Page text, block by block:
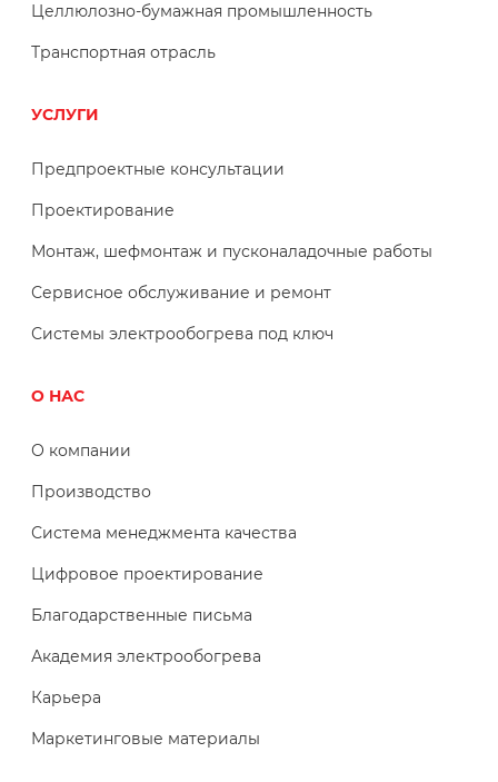
Целлюлозно-бумажная промышленность
Транспортная отрасль
УСЛУГИ
Предпроектные консультации
Проектирование
Монтаж, шефмонтаж и пусконаладочные работы
Сервисное обслуживание и ремонт
Системы электрообогрева под ключ
О НАС
О компании
Производство
Система менеджмента качества
Цифровое проектирование
Благодарственные письма
Академия электрообогрева
Карьера
Маркетинговые материалы